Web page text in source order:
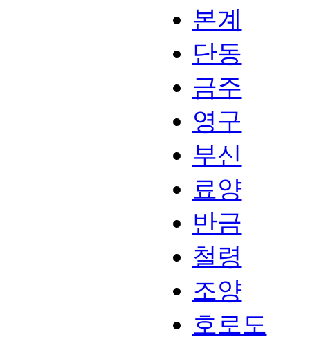
본계
단동
금주
영구
부신
료양
반금
철령
조양
호로도